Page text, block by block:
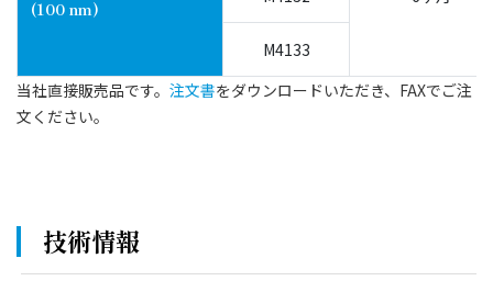
(100 nm)
M4133
当社直接販売品です。 注文書をダウンロードいただき、FAXでご注
文ください。
技術情報